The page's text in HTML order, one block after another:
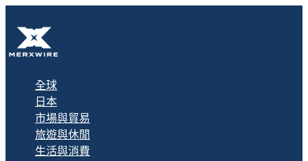
全球
日本
市場與貿易
旅遊與休閒
生活與消費